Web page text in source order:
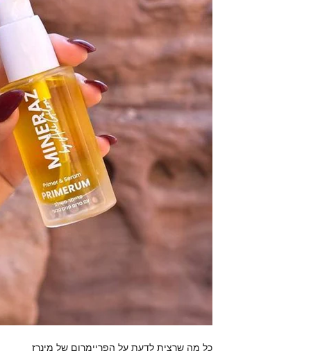
כל מה שרצית לדעת על הפריימרום של מינרז